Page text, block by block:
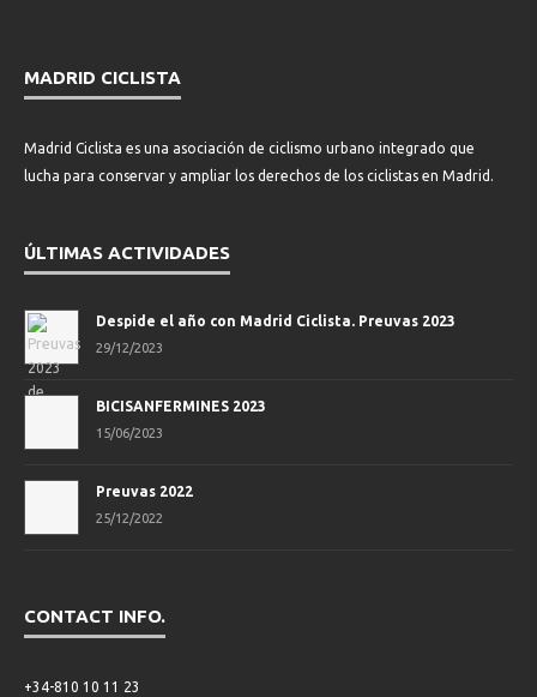
MADRID CICLISTA
Madrid Ciclista es una asociación de ciclismo urbano integrado que
lucha para conservar y ampliar los derechos de los ciclistas en Madrid.
ÚLTIMAS ACTIVIDADES
Despide el año con Madrid Ciclista. Preuvas 2023
29/12/2023
BICISANFERMINES 2023
15/06/2023
Preuvas 2022
25/12/2022
CONTACT INFO.
+34-810 10 11 23